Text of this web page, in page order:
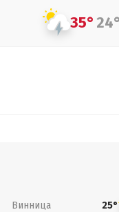
35°24°
Винница 25°